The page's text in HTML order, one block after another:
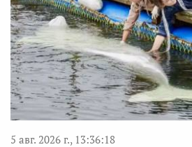
5 авг. 2026 г., 13:36:18